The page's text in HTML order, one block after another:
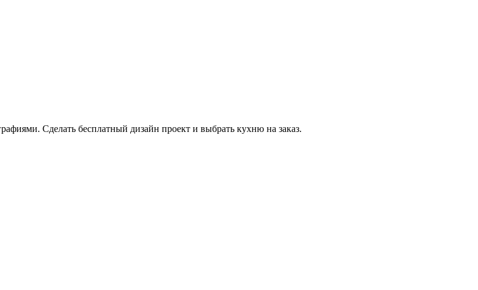
Сделать бесплатный дизайн проект и выбрать кухню на заказ.